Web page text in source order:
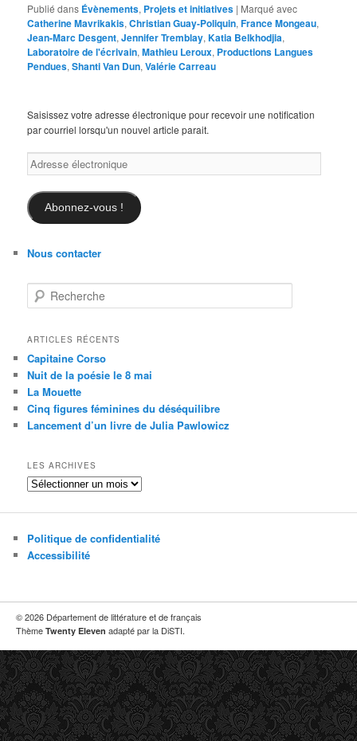
Publié dans Évènements, Projets et initiatives | Marqué avec
Catherine Mavrikakis,Christian Guay-Poliquin,France Mongeau,
Jean-Marc Desgent,Jennifer Tremblay,Katia Belkhodjia,
Laboratoire de l'écrivain,Mathieu Leroux, Productions Langues
Pendues,Shanti Van Dun,Valérie Carreau
Saisissez votre adresse électronique pour recevoir une notification
par courriel lorsqu'un nouvel article parait.
Adresse
électronique
Abonnez-vous !
Nous contacter
e
h
r
c
h
e
ARTICLES RÉCENTS
Capitaine Corso
Nuit de la poésie le 8 mai
La Mouette
Cinq figures féminines du déséquilibre
Lancement d’un livre de Julia Pawlowicz
LES ARCHIVES
Les
Politique de confidentialité
Accessibilité
© 2026 Département de littérature et de français
Thème Twenty Eleven adapté par la DiSTI.